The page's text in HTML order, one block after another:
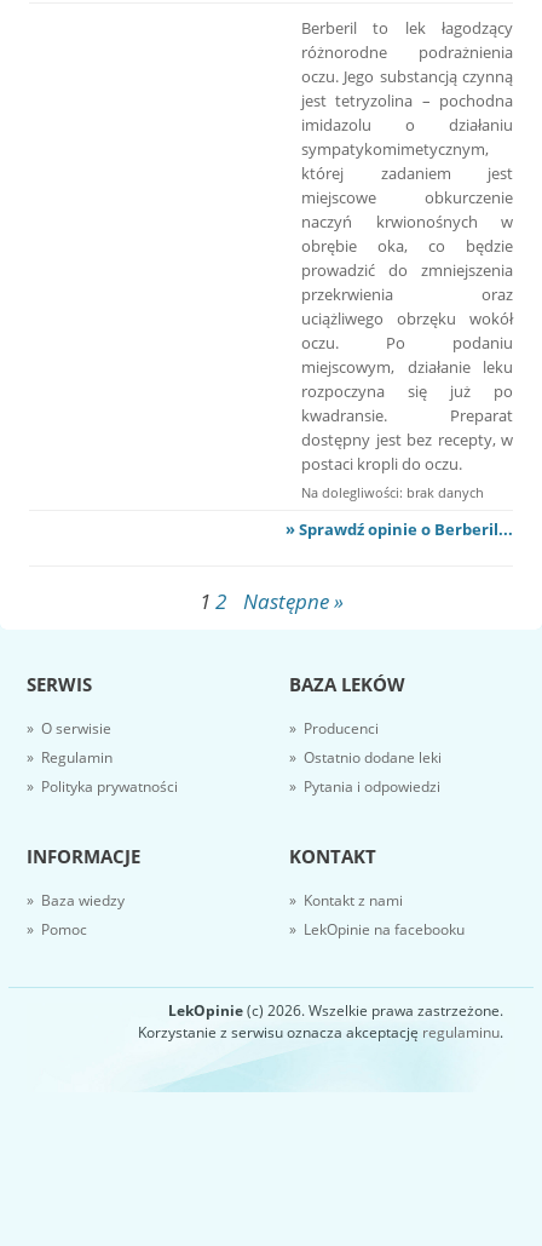
Berberil to lek łagodzący
różnorodne podrażnienia
oczu. Jego substancją czynną
jest tetryzolina – pochodna
imidazolu o działaniu
sympatykomimetycznym,
której zadaniem jest
miejscowe obkurczenie
naczyń krwionośnych w
obrębie oka, co będzie
prowadzić do zmniejszenia
przekrwienia oraz
uciążliwego obrzęku wokół
oczu. Po podaniu
miejscowym, działanie leku
rozpoczyna się już po
kwadransie. Preparat
dostępny jest bez recepty, w
postaci kropli do oczu.
Na dolegliwości: brak danych
» Sprawdź opinie o Berberil...
1 2 Następne »
SERWIS
» O serwisie
» Regulamin
» Polityka prywatności
BAZA LEKÓW
» Producenci
» Ostatnio dodane leki
» Pytania i odpowiedzi
INFORMACJE
» Baza wiedzy
» Pomoc
KONTAKT
» Kontakt z nami
» LekOpinie na facebooku
LekOpinie(c) 2026. Wszelkie prawa zastrzeżone.
Korzystanie z serwisu oznacza akceptację regulaminu.